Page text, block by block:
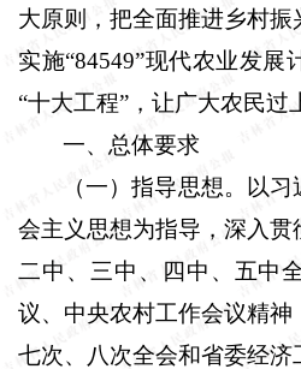
大原则，把全面推进乡村振
实施“84549”现代农业发展
“十大工程”，让广大农民过
一、总体要求
（一）指导思想。
以习
会主义思想为指导，深入
二中、三中、四中、五中
议、中央农村工作会议精
七次、八次全会和省委经济